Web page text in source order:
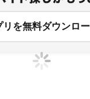
リを無料ダウンロ